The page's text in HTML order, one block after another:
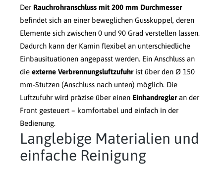
Der Rauchrohranschluss mit 200 mm Durchmesser
befindet sich an einer beweglichen Gusskuppel, deren
Elemente sich zwischen 0 und 90 Grad verstellen lassen.
Dadurch kann der Kamin flexibel an unterschiedliche
Einbausituationen angepasst werden. Ein Anschluss an
die externe Verbrennungsluftzufuhrist über den Ø 150
mm-Stutzen (Anschluss nach unten) möglich. Die
Luftzufuhr wird präzise über einen Einhandregleran der
Front gesteuert – komfortabel und einfach in der
Bedienung.
Langlebige Materialien und
einfache Reinigung